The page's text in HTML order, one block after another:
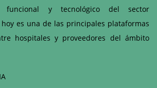
funcional y tecnológico del sector
es una de las principales plataformas
hospitales y proveedores del ámbito